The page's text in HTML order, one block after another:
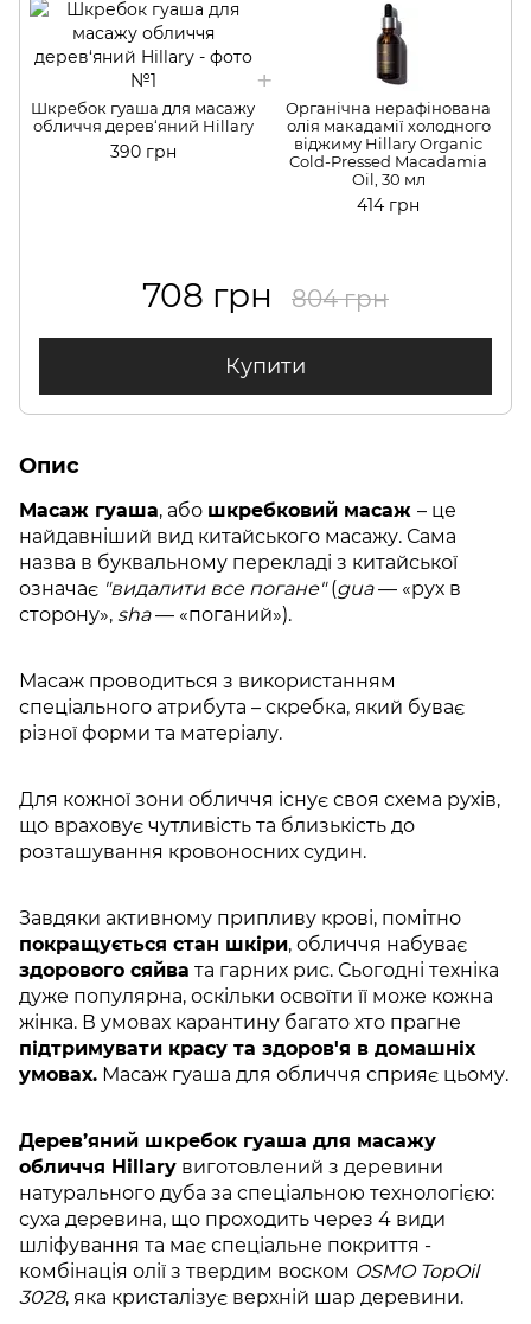
Шкребок гуаша для масажу
обличчя дерев‘яний Hillary
390 грн
Органічна нерафінована
олія макадамії холодного
віджиму Hillary Organic
Cold-Pressed Macadamia
Oil, 30 мл
414 грн
708 грн 804 грн
Купити
Опис
Масаж гуаша, або шкребковий масаж – це
найдавніший вид китайського масажу. Сама
назва в буквальному перекладі з китайської
означає "видалити все погане"(gua— «рух в
сторону», sha— «поганий»).
Масаж проводиться з використанням
спеціального атрибута – скребка, який буває
різної форми та матеріалу.
Для кожної зони обличчя існує своя схема рухів,
що враховує чутливість та близькість до
розташування кровоносних судин.
Завдяки активному припливу крові, помітно
покращується стан шкіри, обличчя набуває
здорового сяйва та гарних рис. Сьогодні техніка
дуже популярна, оскільки освоїти її може кожна
жінка. В умовах карантину багато хто прагне
підтримувати красу та здоров'я в домашніх
умовах. Масаж гуаша для обличчя сприяє цьому.
Дерев’яний шкребок гуаша для масажу
обличчя Hillary виготовлений з деревини
натурального дуба за спеціальною технологією:
суха деревина, що проходить через 4 види
шліфування та має спеціальне покриття -
комбінація олії з твердим воском OSMO TopOil
3028, яка кристалізує верхній шар деревини.